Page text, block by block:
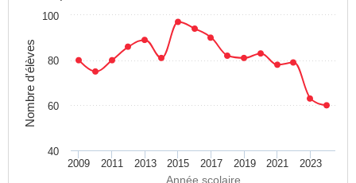
Année scolaire
Nombre d'élèves
2009 2011 2013 2015 2017 2019 2021 2023
40
60
80
100